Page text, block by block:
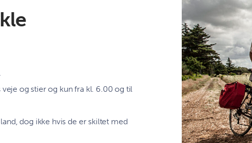
veje og stier og kun fra kl. 6.00 og til
dog ikke hvis de er skiltet med